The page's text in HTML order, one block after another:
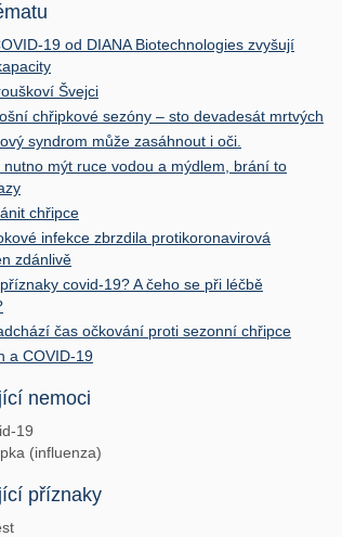
19 od DIANA Biotechnologies zvyšují
Švejci
chřipkové sezóny – sto devadesát mrtvých
syndrom může zasáhnout i oči.
nutno mýt ruce vodou a mýdlem, brání to
chřipce
infekce zbrzdila protikoronavirová
zdánlivě
covid-19? A čeho se při léčbě
čas očkování proti sezonní chřipce
a COVID-19
nemoci
19
(influenza)
příznaky